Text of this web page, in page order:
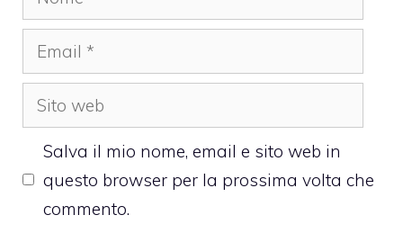
Email
Sito
web
Salva il mio nome, email e sito web in
questo browser per la prossima volta che
commento.